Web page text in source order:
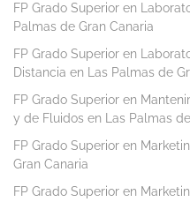
FP Grado Superior en
Palmas de Gran Canaria
FP Grado Superior en
Distancia en Las Palmas de
FP Grado Superior en
y de Fluidos en Las Palmas
FP Grado Superior en
Gran Canaria
FP Grado Superior en